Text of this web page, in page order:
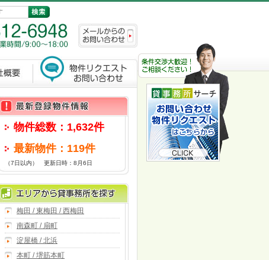
物件総数：1,632件
最新物件：119件
（7日以内） 更新日時：8月6日
梅田 / 東梅田 / 西梅田
南森町 / 扇町
淀屋橋 / 北浜
本町 / 堺筋本町